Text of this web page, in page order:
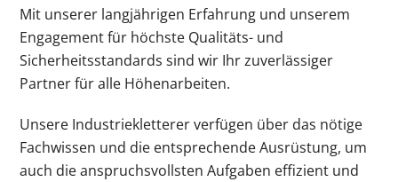
Mit unserer langjährigen Erfahrung und unserem
Engagement für höchste Qualitäts- und
Sicherheitsstandards sind wir Ihr zuverlässiger
Partner für alle Höhenarbeiten.
Unsere Industriekletterer verfügen über das nötige
Fachwissen und die entsprechende Ausrüstung, um
auch die anspruchsvollsten Aufgaben effizient und